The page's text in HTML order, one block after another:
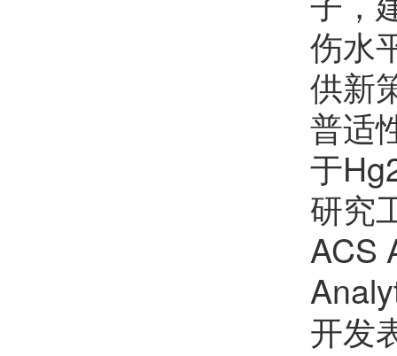
伤水
供新
普适
于
研究
ACS
开发